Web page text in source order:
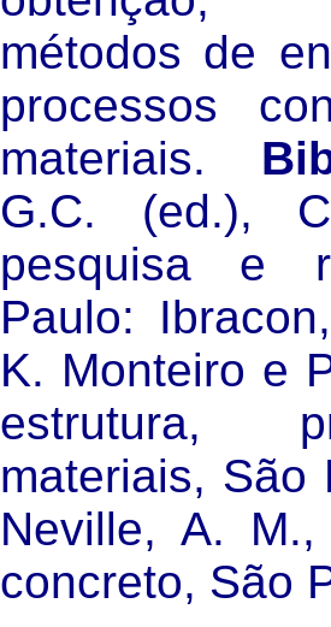
métodos de
processos
materiais.
G.C. (ed.),
pesquisa e
Paulo:
K. Monteiro e
estrutura,
materiais, São
Neville, A.
concreto, São